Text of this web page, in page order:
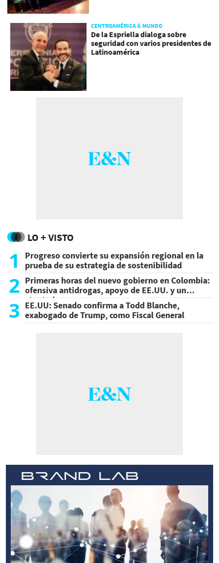
CENTROAMÉRICA & MUNDO
De la Espriella dialoga sobre
seguridad con varios presidentes de
Latinoamérica
LO + VISTO
1
Progreso convierte su expansión regional en la
prueba de su estrategia de sostenibilidad
2 Primeras horas del nuevo gobierno en Colombia:
ofensiva antidrogas, apoyo de EE.UU. y un
atentado
3 EE.UU: Senado confirma a Todd Blanche,
exabogado de Trump, como Fiscal General